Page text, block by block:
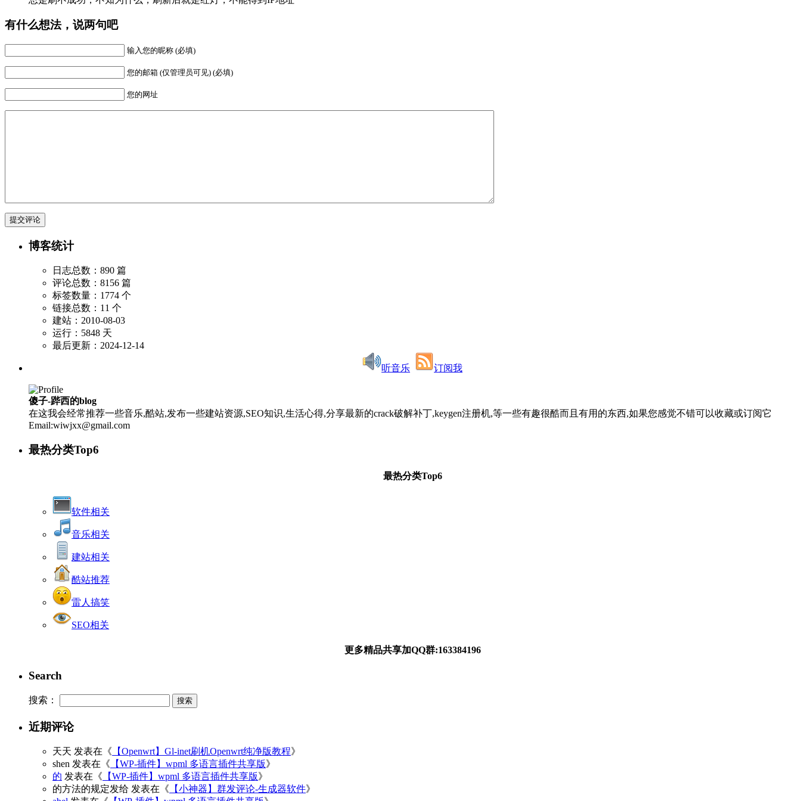
有什么想法，说两句吧
输入您的昵称 (必填)
您的邮箱 (仅管理员可见) (必填)
您的网址
博客统计
日志总数：890 篇
评论总数：8156 篇
标签数量：1774 个
链接总数：11 个
建站：2010-08-03
运行：5848 天
最后更新：2024-12-14
听音乐 订阅我
傻子-跸西的blog
在这我会经常推荐一些音乐,酷站,发布一些建站资源,SEO知识,生活心得,分享最新的crack破解补丁,keygen注册机,等一些有趣很酷而且有用的东西,如果您感觉不错可以收藏或订阅它
Email:wiwjxx@gmail.com
最热分类Top6
最热分类Top6
软件相关
音乐相关
建站相关
酷站推荐
雷人搞笑
SEO相关
更多精品共享加QQ群:163384196
Search
搜索：
近期评论
天天 发表在《 【Openwrt】Gl-inet刷机Openwrt纯净版教程》
shen 发表在《 【WP-插件】wpml 多语言插件共享版》
的 发表在《 【WP-插件】wpml 多语言插件共享版》
的方法的规定发给 发表在《 【小神器】群发评论-生成器软件》